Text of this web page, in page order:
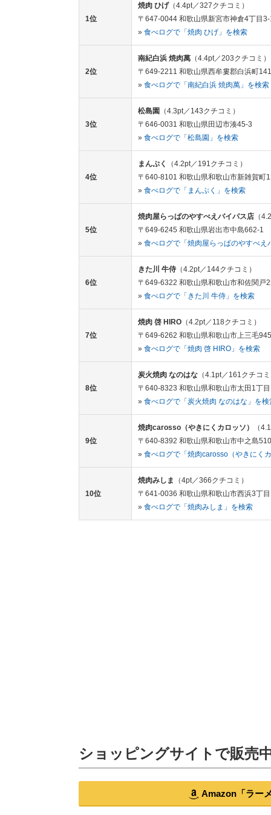
1位
焼肉 ひげ（4.4pt／327クチコミ）
〒647-0044 和歌山県新宮市神倉4丁目
» 食べログで「焼肉 ひげ」を検索
2位
南紀白浜 焼肉萬 （4.4pt／203クチコミ）
〒649-2211 和歌山県西牟婁郡白浜町
» 食べログで「南紀白浜 焼肉萬」を検索
3位
松島園 （4.3pt／143クチコミ）
〒646-0031 和歌山県田辺市湊45-3
» 食べログで「松島園」を検索
4位
まんぷく
（4.2pt／191クチコミ）
〒640-8101 和歌山県和歌山市新雑賀町
» 食べログで「まんぷく」を検索
5位
焼肉屋らっぱのやすべえバイパス店 （
〒649-6245 和歌山県岩出市中島662-1
» 食べログで「焼肉屋らっぱのやすべえ
6位
きた川 牛侍 （4.2pt／144クチコミ）
〒649-6322 和歌山県和歌山市和佐関戸
» 食べログで「きた川 牛侍」を検索
7位
焼肉 啓 HIRO （4.2pt／118クチコミ）
〒649-6262 和歌山県和歌山市上三毛
» 食べログで「焼肉 啓 HIRO」を検索
8位
炭火焼肉 なのはな （4.1pt／161クチコ
〒640-8323 和歌山県和歌山市太田1丁
» 食べログで「炭火焼肉 なのはな」を検
9位
焼肉carosso（やきにくカロッソ）
（
〒640-8392 和歌山県和歌山市中之島
» 食べログで「焼肉carosso（やきにく
10位
焼肉みしま
（4pt／366クチコミ）
〒641-0036 和歌山県和歌山市西浜3丁
» 食べログで「焼肉みしま」を検索
ショッピングサイトで販売
Amazon「ラー